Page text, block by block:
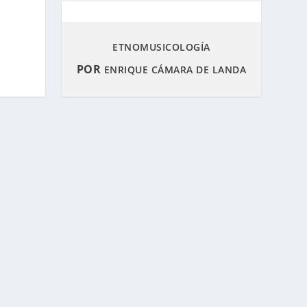
ETNOMUSICOLOGÍA
POR ENRIQUE CÁMARA DE LANDA